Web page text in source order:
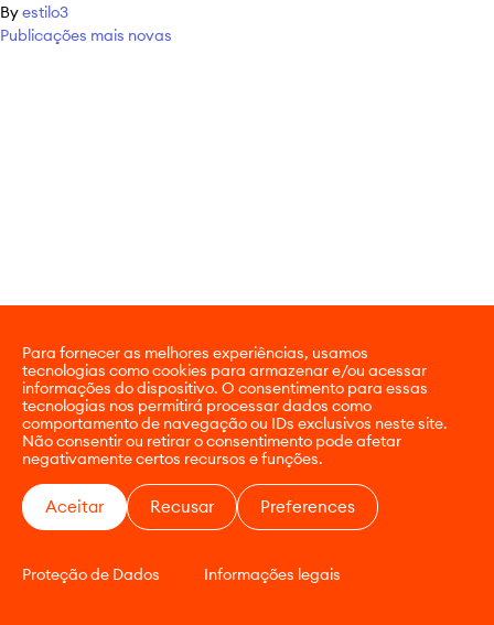
Para fornecer as melhores experiências, usamos
tecnologias como cookies para armazenar e/ou acessar
informações do dispositivo. O consentimento para essas
tecnologias nos permitirá processar dados como
comportamento de navegação ou IDs exclusivos neste site.
Não consentir ou retirar o consentimento pode afetar
negativamente certos recursos e funções.
Aceitar Recusar Preferences
Proteção de Dados Informações legais
Byestilo3
Navegação por posts
Publicações mais novas